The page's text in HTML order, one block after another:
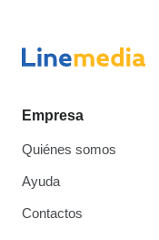
Empresa
Quiénes somos
Ayuda
Contactos